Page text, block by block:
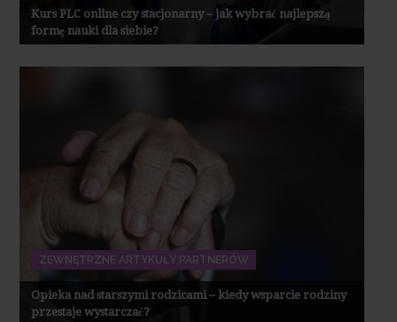
Kurs PLC online czy stacjonarny – jak wybrać najlepszą
formę nauki dla siebie?
ZEWNĘTRZNE ARTYKUŁY PARTNERÓW
Opieka nad starszymi rodzicami – kiedy wsparcie rodziny
przestaje wystarczać?